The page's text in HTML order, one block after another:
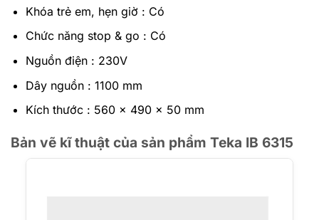
Khóa trẻ em, hẹn giờ : Có
Chức năng stop & go : Có
Nguồn điện : 230V
Dây nguồn : 1100 mm
Kích thước : 560 x 490 x 50 mm
Bản vẽ kĩ thuật của sản phẩm Teka IB 6315